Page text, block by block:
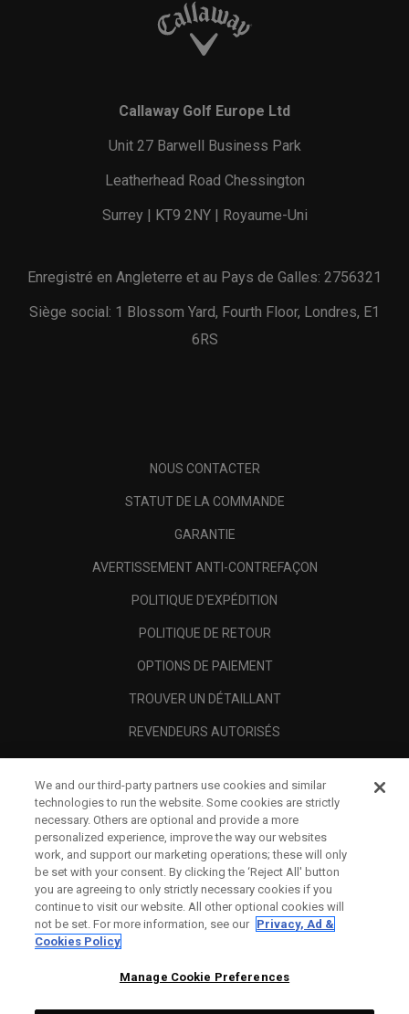
Callaway Golf Europe Ltd
Unit 27 Barwell Business Park
Leatherhead Road Chessington
Surrey | KT9 2NY | Royaume-Uni
Enregistré en Angleterre et au Pays de Galles: 2756321
Siège social: 1 Blossom Yard, Fourth Floor, Londres, E1
6RS
NOUS CONTACTER
STATUT DE LA COMMANDE
GARANTIE
AVERTISSEMENT ANTI-CONTREFAÇON
POLITIQUE D'EXPÉDITION
POLITIQUE DE RETOUR
OPTIONS DE PAIEMENT
TROUVER UN DÉTAILLANT
REVENDEURS AUTORISÉS
A PROPOS
MENTIONS LÉGALES
We and our third-party partners use cookies and similar
technologies to run the website. Some cookies are strictly
necessary. Others are optional and provide a more
personalized experience, improve the way our websites
work, and support our marketing operations; these will only
be set with your consent. By clicking the ‘Reject All' button
you are agreeing to only strictly necessary cookies if you
continue to visit our website. All other optional cookies will
not be set. For more information, see our Privacy, Ad &
Cookies Policy
Manage Cookie Preferences